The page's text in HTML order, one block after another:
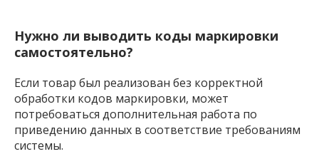
Нужно ли выводить коды маркировки
самостоятельно?
Если товар был реализован без корректной
обработки кодов маркировки, может
потребоваться дополнительная работа по
приведению данных в соответствие требованиям
системы.